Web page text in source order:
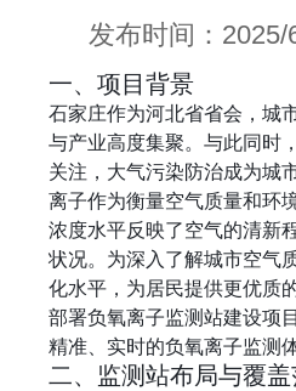
发布时间：
一、项目背景
石家庄作为河北省省会，城
与产业高度集聚。与此同时
关注，大气污染防治成为城
离子作为衡量空气质量和环
浓度水平反映了空气的清新
状况。为深入了解城市空气
化水平，为居民提供更优质
部署负氧离子监测站建设项
精准、实时的负氧离子监测体
二、监测站布局与覆盖